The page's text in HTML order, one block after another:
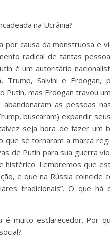
na Ucrânia?
causa da monstruosa e
radical de tantas
é um autoritário
Trump, Salvini e
Putin, mas Erdogan travou
as pessoas
buscaram) expandir
seja hora de fazer um
que se tornaram a marca
de Putin para sua guerra
histérico. Lembremos que
e que na Rússia
tradicionais”. O que
é muito esclarecedor. Por